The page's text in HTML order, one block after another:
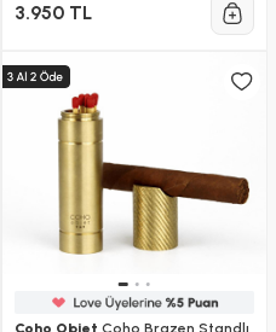
3.950 TL
Coho Objet Coho Brazen Standlı